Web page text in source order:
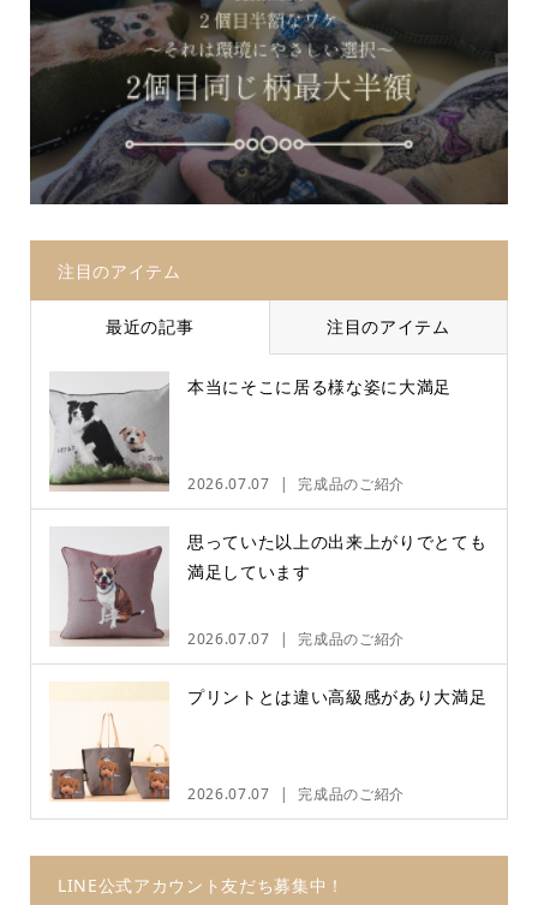
注目のアイテム
最近の記事 注目のアイテム
本当にそこに居る様な姿に大満足
2026.07.07 完成品のご紹介
思っていた以上の出来上がりでとても
満足しています
2026.07.07 完成品のご紹介
プリントとは違い高級感があり大満足
2026.07.07 完成品のご紹介
LINE公式アカウント友だち募集中！